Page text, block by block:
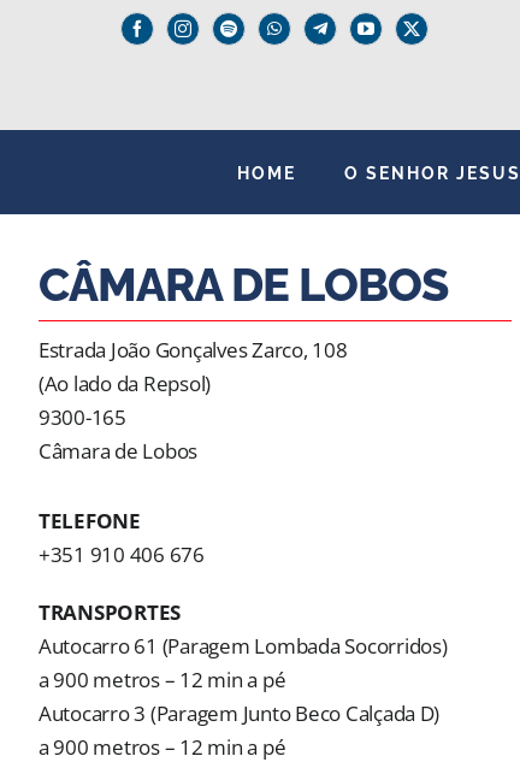
HOME O SENHOR JESUS
CÂMARA DE LOBOS
Estrada João Gonçalves Zarco, 108
(Ao lado da Repsol)
9300-165
Câmara de Lobos
TELEFONE
+351 910 406 676
TRANSPORTES
Autocarro 61 (Paragem Lombada Socorridos)
a 900 metros – 12 min a pé
Autocarro 3 (Paragem Junto Beco Calçada D)
a 900 metros – 12 min a pé